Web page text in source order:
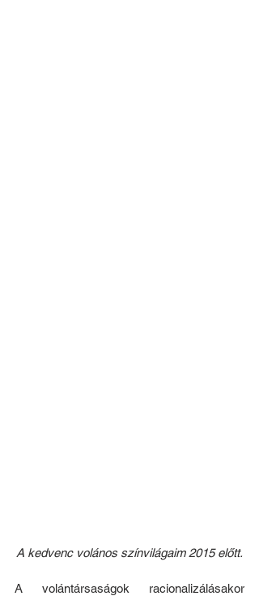
A kedvenc volános színvilágaim 2015 előtt.
A volántársaságok racionalizálásakor